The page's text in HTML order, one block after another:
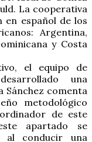
La cooperativa
en español de los
Argentina,
y Costa
el equipo de
una
Sánchez comenta
metodológico
de este
apartado se
al conducir una